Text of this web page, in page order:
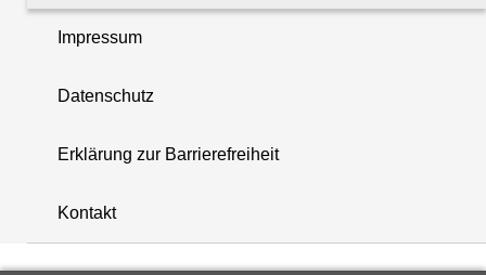
+
−
Impressum
Datenschutz
Erklärung zur Barrierefreiheit
Kontakt